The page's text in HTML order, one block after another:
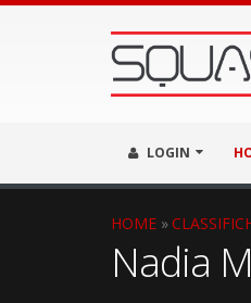
LOGIN
HOME
Nadia